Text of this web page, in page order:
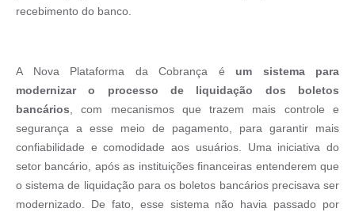
recebimento do banco.
A Nova Plataforma da Cobrança é um sistema para
modernizar o processo de liquidação dos boletos
bancários , com mecanismos que trazem mais controle e
segurança a esse meio de pagamento, para garantir mais
confiabilidade e comodidade aos usuários. Uma iniciativa do
setor bancário, após as instituições financeiras entenderem que
o sistema de liquidação para os boletos bancários precisava ser
modernizado. De fato, esse sistema não havia passado por